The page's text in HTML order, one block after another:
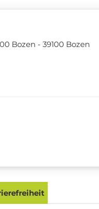
Bozen - 39100 Bozen